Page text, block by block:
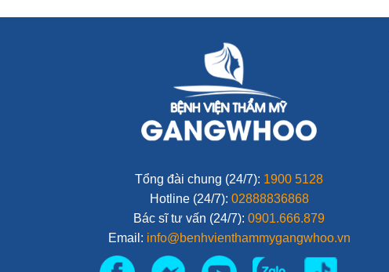
Tổng đài chung (24/7): 1900 5128
Hotline (24/7): 02888836868
Bác sĩ tư vấn (24/7): 0901.666.879
Email: info@benhvienthammygangwhoo.vn